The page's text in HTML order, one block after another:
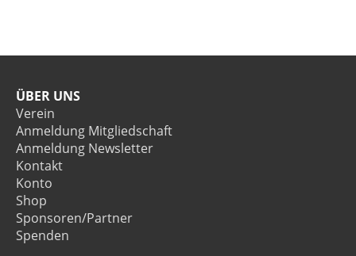
ÜBER UNS
Verein
Anmeldung Mitgliedschaft
Anmeldung Newsletter
Kontakt
Konto
Shop
Sponsoren/Partner
Spenden